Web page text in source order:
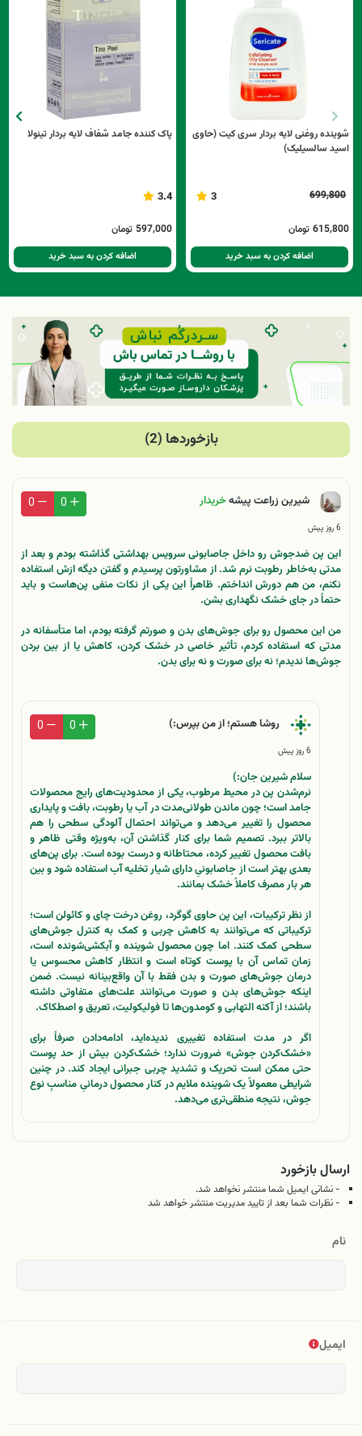
شوینده روغنی لایه بردار سری کیت (حاوی
اسید سالسیلیک)
699,800
3
615,800 تومان
اضافه کردن به سبد خرید
پاک کننده جامد شفاف لایه بردار تینولا
3.4
597,000 تومان
اضافه کردن به سبد خرید
بازخوردها (2)
شیرین زراعت پیشهخریدار 0
0
6 روز پیش
این پن ضدجوش رو داخل جا‌صابونی سرویس بهداشتی گذاشته بودم و بعد از
مدتی به‌خاطر رطوبت نرم شد. از مشاورتون پرسیدم و گفتن دیگه ازش استفاده
نکنم، من هم دورش انداختم. ظاهراً این یکی از نکات منفی پن‌هاست و باید
حتماً در جای خشک نگهداری بشن.
من این محصول رو برای جوش‌های بدن و صورتم گرفته بودم، اما متأسفانه در
مدتی که استفاده کردم، تأثیر خاصی در خشک کردن، کاهش یا از بین بردن
جوش‌ها ندیدم؛ نه برای صورت و نه برای بدن.
روشا هستم؛ از من بپرس:) 0
0
6 روز پیش
سلام شیرین جان:)
نرم‌شدن پن در محیط مرطوب، یکی از محدودیت‌های رایج محصولات
جامد است؛ چون ماندن طولانی‌مدت در آب یا رطوبت، بافت و پایداری
محصول را تغییر می‌دهد و می‌تواند احتمال آلودگی سطحی را هم
بالاتر ببرد. تصمیم شما برای کنار گذاشتن آن، به‌ویژه وقتی ظاهر و
بافت محصول تغییر کرده، محتاطانه و درست بوده است. برای پن‌های
بعدی بهتر است از جاصابونیِ دارای شیار تخلیه آب استفاده شود و بین
هر بار مصرف کاملاً خشک بمانند.
از نظر ترکیبات، این پن حاوی گوگرد، روغن درخت چای و کائولن است؛
ترکیباتی که می‌توانند به کاهش چربی و کمک به کنترل جوش‌های
سطحی کمک کنند. اما چون محصول شوینده و آبکشی‌شونده است،
زمان تماس آن با پوست کوتاه است و انتظار کاهش محسوس یا
درمان جوش‌های صورت و بدن فقط با آن واقع‌بینانه نیست. ضمن
اینکه جوش‌های بدن و صورت می‌توانند علت‌های متفاوتی داشته
باشند؛ از آکنه التهابی و کومدون‌ها تا فولیکولیت، تعریق و اصطکاک.
اگر در مدت استفاده تغییری ندیده‌اید، ادامه‌دادن صرفاً برای
«خشک‌کردن جوش» ضرورت ندارد؛ خشک‌کردن بیش از حد پوست
حتی ممکن است تحریک و تشدید چربی جبرانی ایجاد کند. در چنین
شرایطی معمولاً یک شوینده ملایم در کنار محصول درمانیِ مناسبِ نوع
جوش، نتیجه منطقی‌تری می‌دهد.
ارسال بازخورد
- نشانی ایمیل شما منتشر نخواهد شد.
- نظرات شما بعد از تایید مدیریت منتشر خواهد شد
نام
ایمیل